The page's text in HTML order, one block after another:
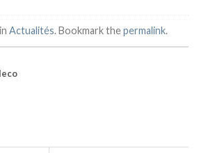
Actualités. Bookmark thepermalink.